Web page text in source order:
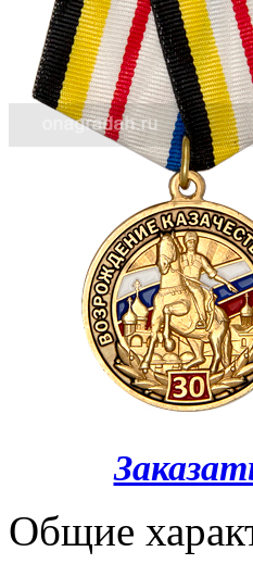
Общие